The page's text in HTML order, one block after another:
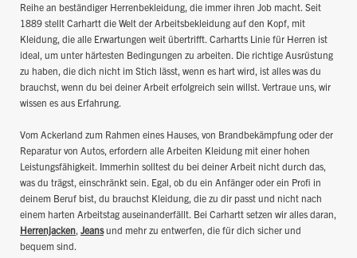
Reihe an beständiger Herrenbekleidung, die immer ihren Job macht. Seit
1889 stellt Carhartt die Welt der Arbeitsbekleidung auf den Kopf, mit
Kleidung, die alle Erwartungen weit übertrifft. Carhartts Linie für Herren ist
ideal, um unter härtesten Bedingungen zu arbeiten. Die richtige Ausrüstung
zu haben, die dich nicht im Stich lässt, wenn es hart wird, ist alles was du
brauchst, wenn du bei deiner Arbeit erfolgreich sein willst. Vertraue uns, wir
wissen es aus Erfahrung.
Vom Ackerland zum Rahmen eines Hauses, von Brandbekämpfung oder der
Reparatur von Autos, erfordern alle Arbeiten Kleidung mit einer hohen
Leistungsfähigkeit. Immerhin solltest du bei deiner Arbeit nicht durch das,
was du trägst, einschränkt sein. Egal, ob du ein Anfänger oder ein Profi in
deinem Beruf bist, du brauchst Kleidung, die zu dir passt und nicht nach
einem harten Arbeitstag auseinanderfällt. Bei Carhartt setzen wir alles daran,
Herrenjacken, Jeansund mehr zu entwerfen, die für dich sicher und
bequem sind.